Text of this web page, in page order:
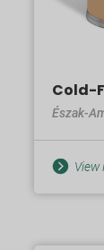
Cold-
Észak-
View